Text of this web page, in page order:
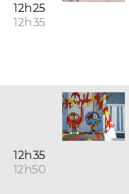
12h25
12h35
12h35
12h50